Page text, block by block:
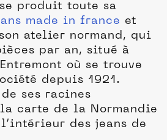
produit toute sa
made in france et
atelier normand, qui
par an, situé à
où se trouve
depuis 1921.
ses racines
carte de la Normandie
des jeans de